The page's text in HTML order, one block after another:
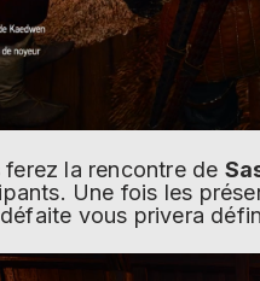
ferez la rencontre de
Une fois les
vous privera